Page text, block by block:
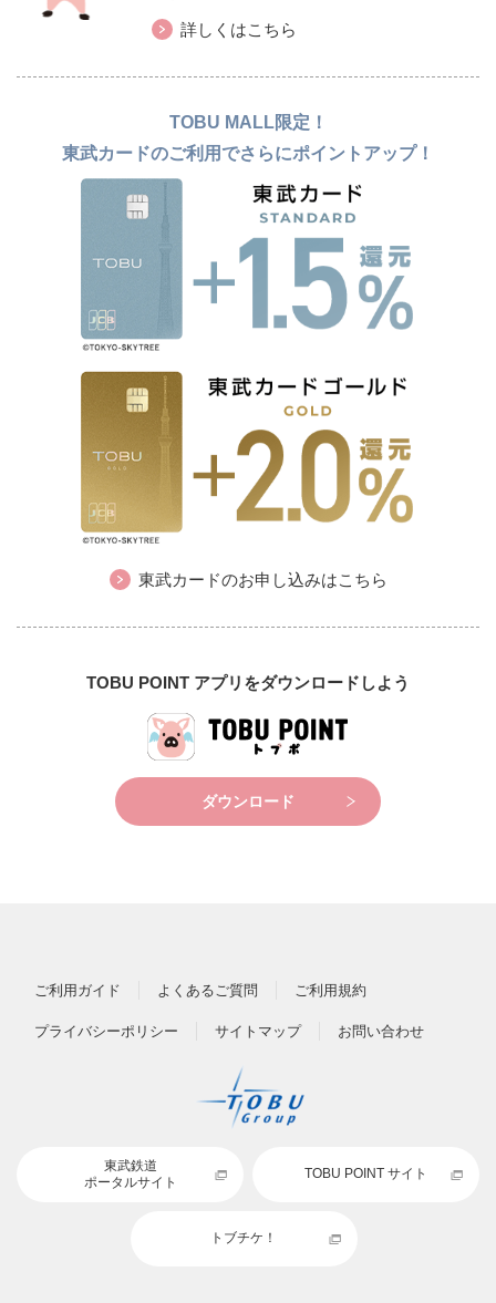
詳しくはこちら
TOBU MALL限定！
東武カードのご利用でさらにポイントアップ！
東武カードのお申し込みはこちら
TOBU POINT アプリをダウンロードしよう
ダウンロード
ご利用ガイド よくあるご質問 ご利用規約
プライバシーポリシー サイトマップ お問い合わせ
東武鉄道
ポータルサイト
TOBU POINT サイト
トブチケ！